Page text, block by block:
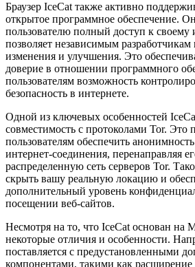
Браузер IceCat также активно
открытое программное обеспечение.
пользователю полный доступ к своему
позволяет независимым
изменения и улучшения. Это
доверие в отношении программного
пользователям возможность
безопасность в интернете.
Одной из ключевых особенностей
совместимость с протоколами Tor. Это
пользователям обеспечить
интернет-соединения, перенаправляя
распределенную сеть серверов Tor.
скрыть вашу реальную локацию и
дополнительный уровень
посещении веб-сайтов.
Несмотря на то, что IceCat основан на
некоторые отличия и особенности.
поставляется с предустановленными
компонентами, такими как расширение